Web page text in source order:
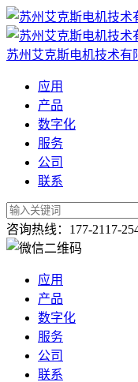
苏州艾克斯电机技术有
应用
产品
数字化
服务
公司
联系
咨询热线：177-2117-
应用
产品
数字化
服务
公司
联系